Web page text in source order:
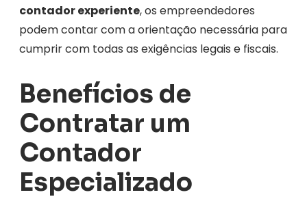
contador experiente, os empreendedores
podem contar com a orientação necessária para
cumprir com todas as exigências legais e fiscais.
Benefícios de
Contratar um
Contador
Especializado